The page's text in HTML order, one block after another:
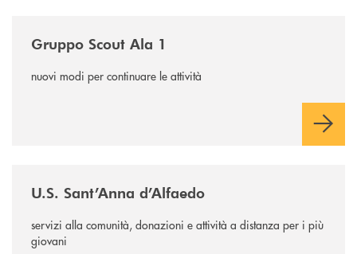
Gruppo Scout Ala 1
nuovi modi per continuare le attività
U.S. Sant’Anna d’Alfaedo
servizi alla comunità, donazioni e attività a distanza per i più
giovani